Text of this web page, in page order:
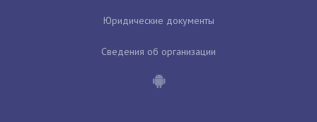
Юридические документы
Сведения об организации